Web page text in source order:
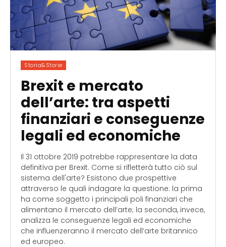
Storia&Storie
Brexit e mercato
dell’arte: tra aspetti
finanziari e conseguenze
legali ed economiche
Il 31 ottobre 2019 potrebbe rappresentare la data
definitiva per Brexit. Come si rifletterà tutto ciò sul
sistema dell'arte? Esistono due prospettive
attraverso le quali indagare la questione: la prima
ha come soggetto i principali poli finanziari che
alimentano il mercato dell’arte; la seconda, invece,
analizza le conseguenze legali ed economiche
che influenzeranno il mercato dell’arte britannico
ed europeo.